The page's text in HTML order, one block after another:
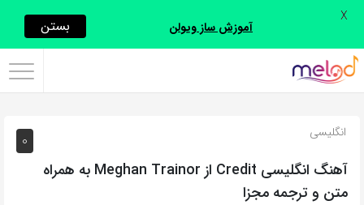
اشتراک
با
روش‌های
زیر
0 انگلیسی
آهنگ انگلیسی Credit از Meghan Trainor به همراه
متن و ترجمه مجزا
آموزش ساز ویولن بستن X